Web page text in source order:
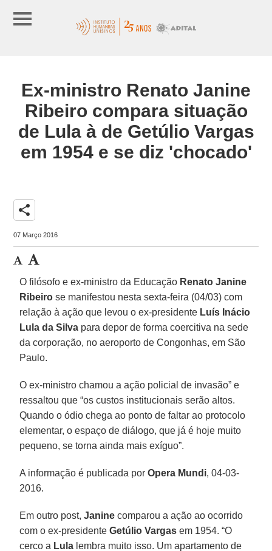
Ex-ministro Renato Janine
Ribeiro compara situação
de Lula à de Getúlio Vargas
em 1954 e se diz 'chocado'
share
07 Março 2016
O filósofo e ex-ministro da Educação Renato Janine
Ribeiro se manifestou nesta sexta-feira (04/03) com
relação à ação que levou o ex-presidente Luís Inácio
Lula da Silva para depor de forma coercitiva na sede
da corporação, no aeroporto de Congonhas, em São
Paulo.
O ex-ministro chamou a ação policial de invasão” e
ressaltou que “os custos institucionais serão altos.
Quando o ódio chega ao ponto de faltar ao protocolo
elementar, o espaço de diálogo, que já é hoje muito
pequeno, se torna ainda mais exíguo”.
A informação é publicada porOpera Mundi, 04-03-
2016.
Em outro post,Janine comparou a ação ao ocorrido
com o ex-presidenteGetúlio Vargas em 1954. “O
cerco a Lula lembra muito isso. Um apartamento de